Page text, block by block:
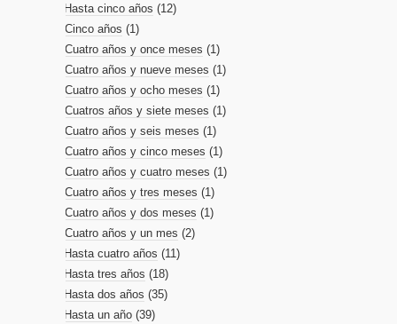
Hasta cinco años (12)
Cinco años (1)
Cuatro años y once meses (1)
Cuatro años y nueve meses (1)
Cuatro años y ocho meses (1)
Cuatros años y siete meses (1)
Cuatro años y seis meses (1)
Cuatro años y cinco meses (1)
Cuatro años y cuatro meses (1)
Cuatro años y tres meses (1)
Cuatro años y dos meses (1)
Cuatro años y un mes (2)
Hasta cuatro años (11)
Hasta tres años (18)
Hasta dos años (35)
Hasta un año (39)